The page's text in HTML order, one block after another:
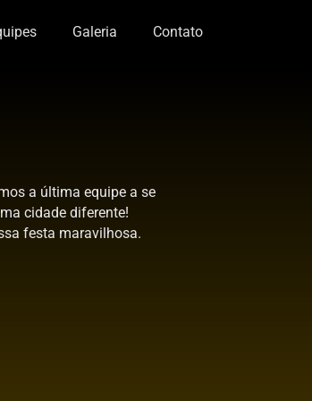
Galeria Contato
a última equipe a se
cidade diferente!
festa maravilhosa.